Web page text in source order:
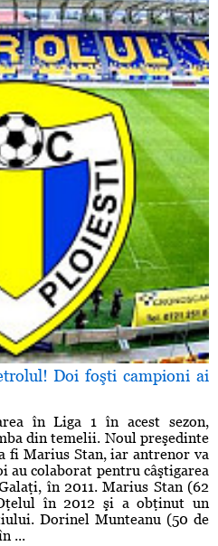
Doi foşti campioni ai
în Liga 1 în acest sezon,
din temelii. Noul preşedinte
fi Marius Stan, iar antrenor va
au colaborat pentru câştigarea
în 2011. Marius Stan (62
în 2012 şi a obţinut un
Dorinel Munteanu (50 de
...